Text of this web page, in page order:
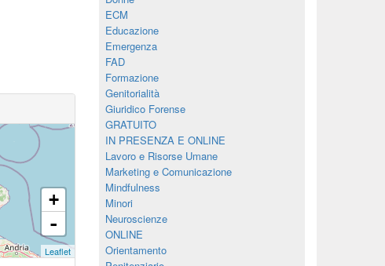
+
-
Leaflet
ECM
Educazione
Emergenza
FAD
Formazione
Genitorialità
Giuridico Forense
GRATUITO
IN PRESENZA E ONLINE
Lavoro e Risorse Umane
Marketing e Comunicazione
Mindfulness
Minori
Neuroscienze
ONLINE
Orientamento